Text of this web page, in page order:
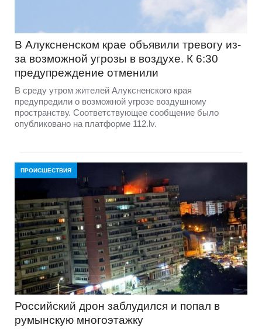
В Алуксненском крае объявили тревогу из-
за возможной угрозы в воздухе. К 6:30
предупреждение отменили
В среду утром жителей Алуксненского края
предупредили о возможной угрозе воздушному
пространству. Соответствующее сообщение было
опубликовано на платформе 112.lv.
ПРОИСШЕСТВИЯ
Российский дрон заблудился и попал в
румынскую многоэтажку